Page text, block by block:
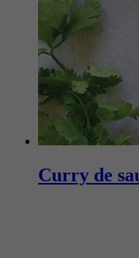
Curry de